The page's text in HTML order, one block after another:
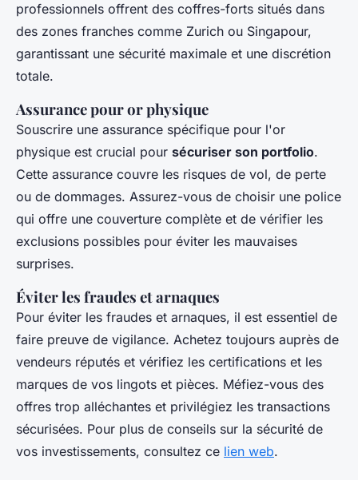
professionnels offrent des coffres-forts situés dans
des zones franches comme Zurich ou Singapour,
garantissant une sécurité maximale et une discrétion
totale.
Assurance pour or physique
Souscrire une assurance spécifique pour l'or
physique est crucial pour sécuriser son portfolio.
Cette assurance couvre les risques de vol, de perte
ou de dommages. Assurez-vous de choisir une police
qui offre une couverture complète et de vérifier les
exclusions possibles pour éviter les mauvaises
surprises.
Éviter les fraudes et arnaques
Pour éviter les fraudes et arnaques, il est essentiel de
faire preuve de vigilance. Achetez toujours auprès de
vendeurs réputés et vérifiez les certifications et les
marques de vos lingots et pièces. Méfiez-vous des
offres trop alléchantes et privilégiez les transactions
sécurisées. Pour plus de conseils sur la sécurité de
vos investissements, consultez ce lien web.